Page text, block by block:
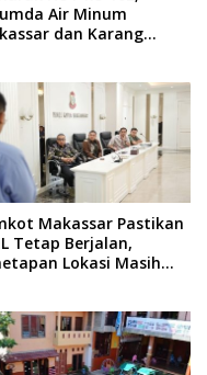
Air Minum
dan Karang
Makassar Pastikan
Tetap Berjalan,
Lokasi Masih